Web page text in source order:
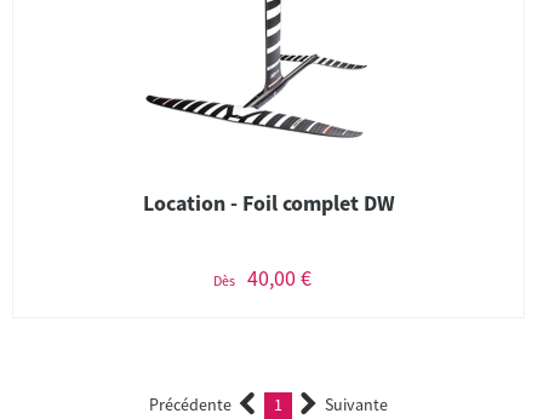
Location - Foil complet DW
Dès 40,00 €
Précédente 1 (current)Suivante